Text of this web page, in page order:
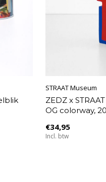
STRAAT Museum
ZEDZ x
OG colorway,
€34,95
Incl. btw